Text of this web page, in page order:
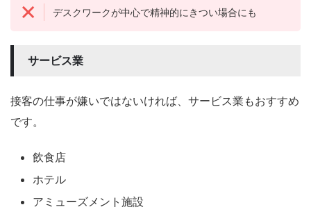
デスクワークが中心で精神的にきつい場合にも
サービス業
接客の仕事が嫌いではないければ、サービス業もおすすめ
です。
飲食店
ホテル
アミューズメント施設